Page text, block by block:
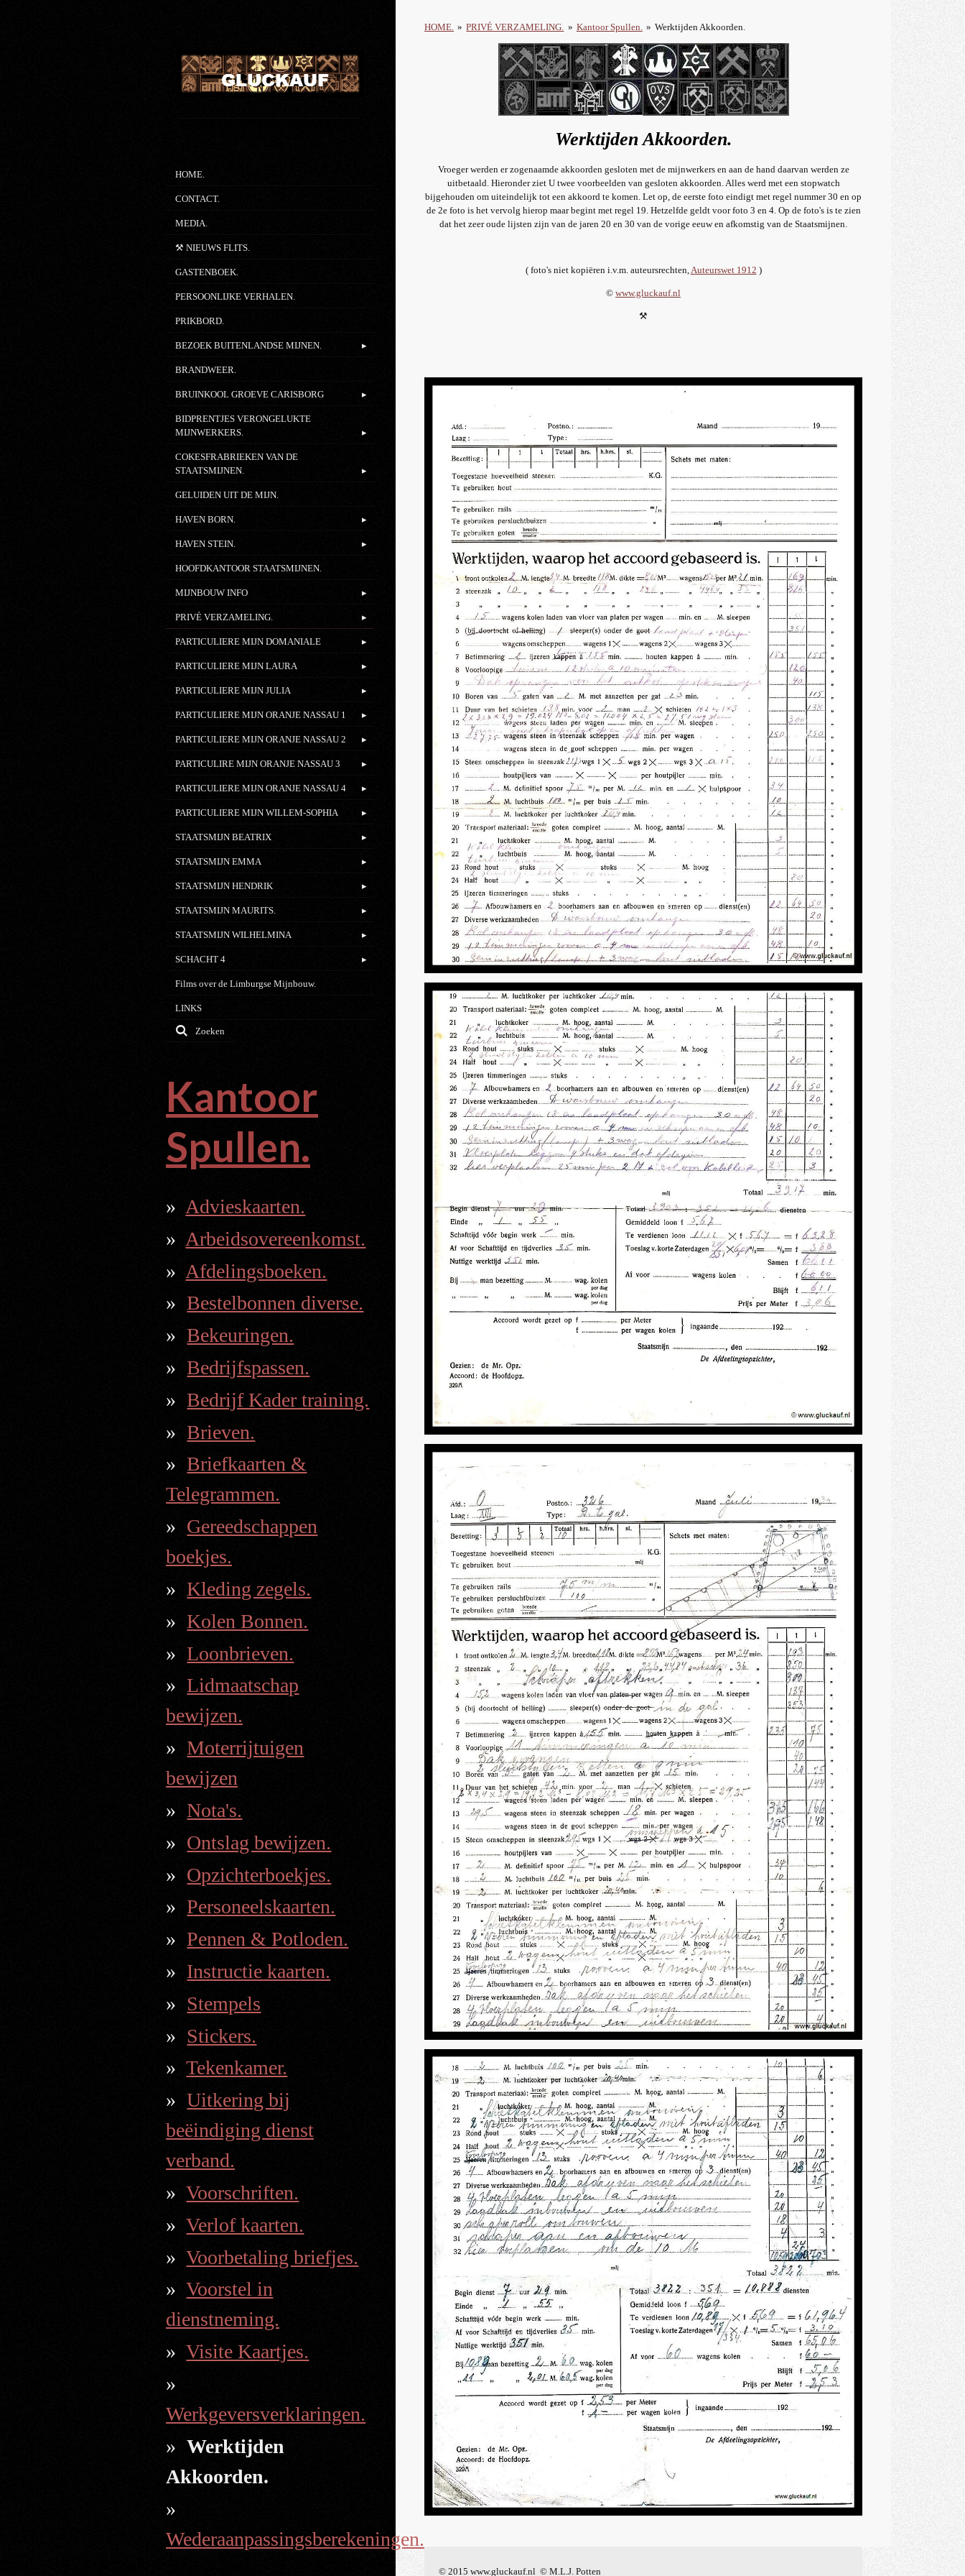
HOME. » PRIVÉ VERZAMELING. » Kantoor Spullen. » Werktijden Akkoorden.
Werktijden Akkoorden.
Vroeger werden er zogenaamde akkoorden gesloten met de mijnwerkers en aan de hand daarvan werden ze
uitbetaald. Hieronder ziet U twee voorbeelden van gesloten akkoorden. Alles werd met een stopwatch
bijgehouden om uiteindelijk tot een akkoord te komen. Let op, de eerste foto eindigt met regel nummer 30 en op
de 2e foto is het vervolg hierop maar begint met regel 19. Hetzelfde geldt voor foto 3 en 4. Op de foto's is te zien
dat het zeer oude lijsten zijn van de jaren 20 en 30 van de vorige eeuw en afkomstig van de Staatsmijnen.
( foto's niet kopiëren i.v.m. auteursrechten, Auteurswet 1912 )
©www.gluckauf.nl
⚒
© 2015 www.gluckauf.nl © M.L.J. Potten
HOME.
CONTACT.
MEDIA.
⚒ NIEUWS FLITS.
GASTENBOEK.
PERSOONLIJKE VERHALEN.
PRIKBORD.
BEZOEK BUITENLANDSE MIJNEN.
BRANDWEER.
BRUINKOOL GROEVE CARISBORG
BIDPRENTJES VERONGELUKTE
MIJNWERKERS.
COKESFRABRIEKEN VAN DE
STAATSMIJNEN.
GELUIDEN UIT DE MIJN.
HAVEN BORN.
HAVEN STEIN.
HOOFDKANTOOR STAATSMIJNEN.
MIJNBOUW INFO
PRIVÉ VERZAMELING.
PARTICULIERE MIJN DOMANIALE
PARTICULIERE MIJN LAURA
PARTICULIERE MIJN JULIA
PARTICULIERE MIJN ORANJE NASSAU 1
PARTICULIERE MIJN ORANJE NASSAU 2
PARTICULIRE MIJN ORANJE NASSAU 3
PARTICULIERE MIJN ORANJE NASSAU 4
PARTICULIERE MIJN WILLEM-SOPHIA
STAATSMIJN BEATRIX
STAATSMIJN EMMA
STAATSMIJN HENDRIK
STAATSMIJN MAURITS.
STAATSMIJN WILHELMINA
SCHACHT 4
Films over de Limburgse Mijnbouw.
LINKS
Zoeken
Kantoor
Spullen.
Advieskaarten.
Arbeidsovereenkomst.
Afdelingsboeken.
Bestelbonnen diverse.
Bekeuringen.
Bedrijfspassen.
Bedrijf Kader training.
Brieven.
Briefkaarten &
Telegrammen.
Gereedschappen
boekjes.
Kleding zegels.
Kolen Bonnen.
Loonbrieven.
Lidmaatschap
bewijzen.
Moterrijtuigen
bewijzen
Nota's.
Ontslag bewijzen.
Opzichterboekjes.
Personeelskaarten.
Pennen & Potloden.
Instructie kaarten.
Stempels
Stickers.
Tekenkamer.
Uitkering bij
beëindiging dienst
verband.
Voorschriften.
Verlof kaarten.
Voorbetaling briefjes.
Voorstel in
dienstneming.
Visite Kaartjes.
Werkgeversverklaringen.
Werktijden
Akkoorden.
Wederaanpassingsberekeningen.